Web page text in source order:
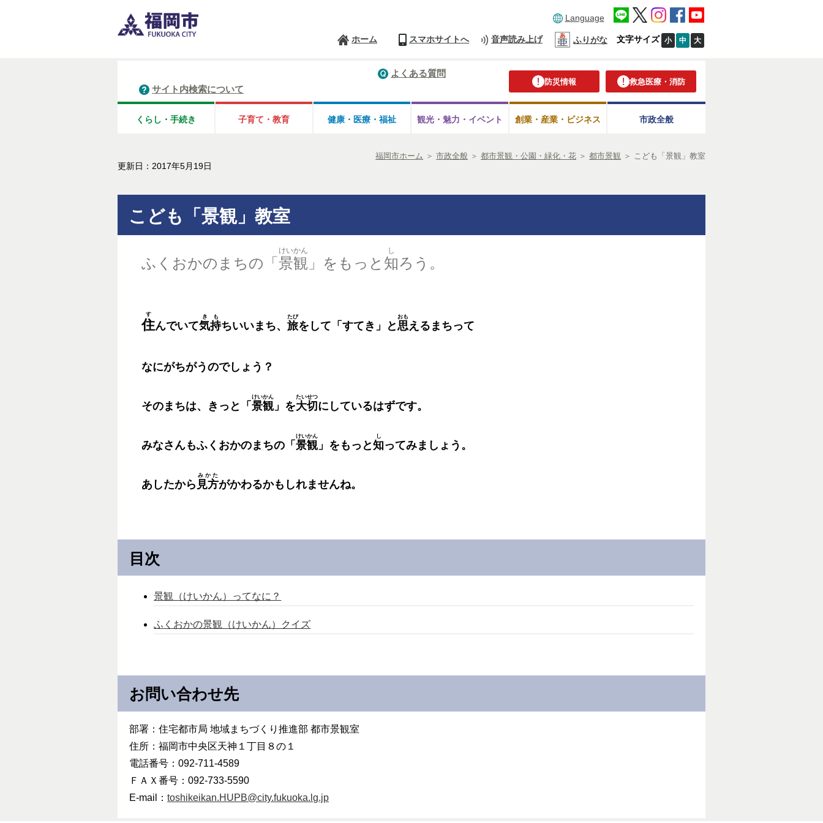
Language
ホーム スマホサイトへ 音声読み上げ ふりがな 文字サイズ 小 中 大
防災情報 救急医療・消防
よくある質問
サイト内検索について
くらし・手続き 子育て・教育 健康・医療・ 福祉 観光・魅力・ イベント 創業・産業・ビジネス 市政全般
福岡市ホーム ＞ 市政全般 ＞ 都市景観・公園・緑化・花 ＞ 都市景観 ＞
こども「景観」教室
更新日：2017年5月19日
こども「景観」教室
ふくおかのまちの「景観
けいかん
」をもっと 知
し
ろう。
住
す
んでいて気持
きも
ちいいまち、旅
たび
をして「すてき」と思
おも
えるまちって
なにがちがうのでしょう？
そのまちは、きっと「景観
けいかん
」を大切
たいせつ
にしているはずです。
みなさんもふくおかのまちの「景観
けいかん
」をもっと知
し
ってみましょう。
あしたから 見方
みかた
がかわるかもしれませんね。
目次
景観（けいかん）ってなに？
ふくおかの景観（けいかん）クイズ
お問い合わせ先
部署：住宅都市局 地域まちづくり推進部 都市景観室
住所：福岡市中央区天神１丁目８の１
電話番号：092-711-4589
ＦＡＸ番号：092-733-5590
E-mail：toshikeikan.HUPB@city.fukuoka.lg.jp